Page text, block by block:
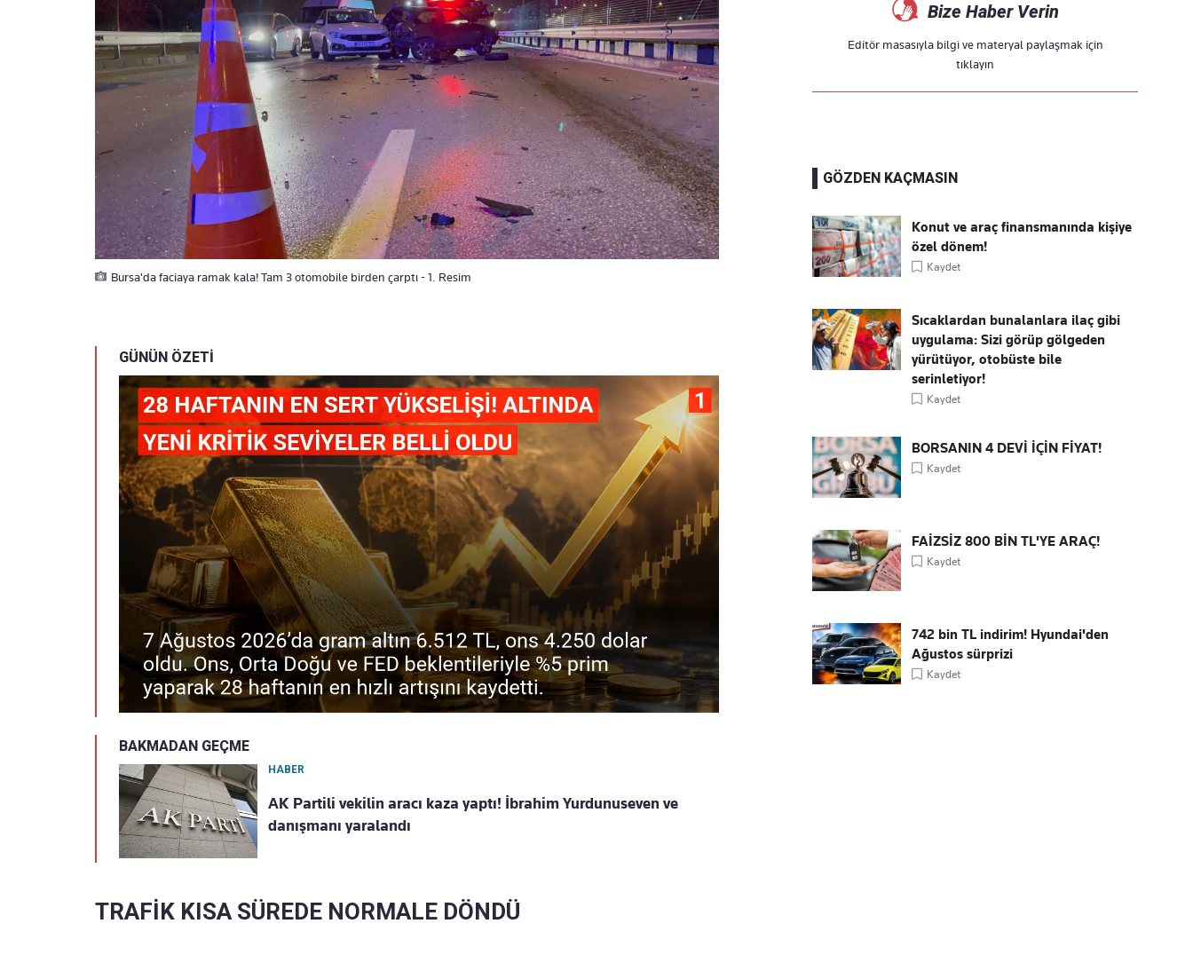
Bursa'da faciaya ramak kala! Tam 3 otomobile birden çarptı - 1. Resim
GÜNÜN ÖZETİ
BAKMADAN GEÇME
HABER
AK Partili vekilin aracı kaza yaptı! İbrahim Yurdunuseven ve
danışmanı yaralandı
TRAFİK KISA SÜREDE NORMALE DÖNDÜ
Bize Haber Verin
Editör masasıyla bilgi ve materyal paylaşmak için
tıklayın
GÖZDEN KAÇMASIN
Konut ve araç finansmanında kişiye
özel dönem!
Kaydet
Sıcaklardan bunalanlara ilaç gibi
uygulama: Sizi görüp gölgeden
yürütüyor, otobüste bile
serinletiyor!
Kaydet
BORSANIN 4 DEVİ İÇİN FİYAT!
Kaydet
FAİZSİZ 800 BİN TL'YE ARAÇ!
Kaydet
742 bin TL indirim! Hyundai'den
Ağustos sürprizi
Kaydet